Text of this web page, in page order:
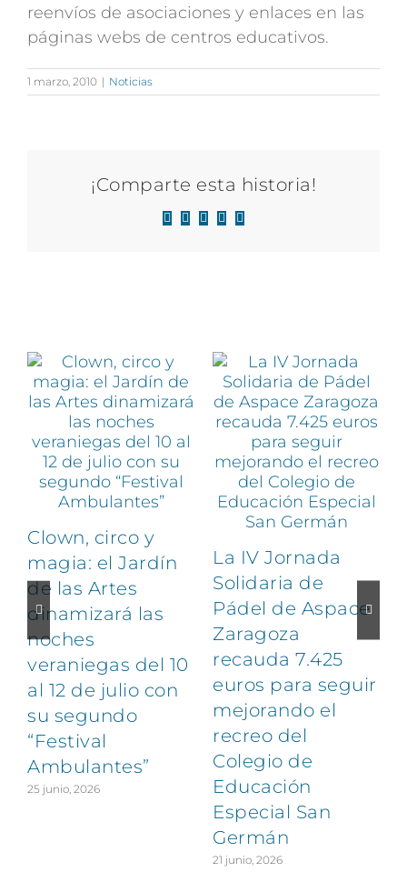
reenvíos de asociaciones y enlaces en las
páginas webs de centros educativos.
1 marzo, 2010 | Noticias
¡Comparte esta historia!
Facebook
X LinkedIn
WhatsApp
Correo
Clown, circo y
magia: el Jardín
de las Artes
dinamizará las
noches
veraniegas del 10
al 12 de julio con
su segundo
“Festival
Ambulantes”
25 junio, 2026
La IV Jornada
Solidaria de
Pádel de Aspace
Zaragoza
recauda 7.425
euros para seguir
mejorando el
recreo del
Colegio de
Educación
Especial San
Germán
21 junio, 2026